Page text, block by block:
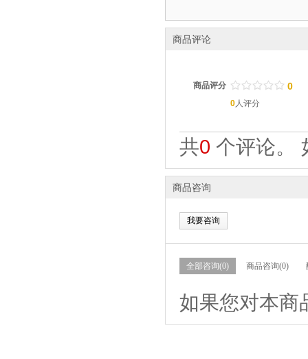
商品评论
商品评分 / / / / /
. . . . . 0
0人评分
共0 个评论。
商品咨询
我要咨询
全部咨询(0) 商品咨询(0)
如果您对本商